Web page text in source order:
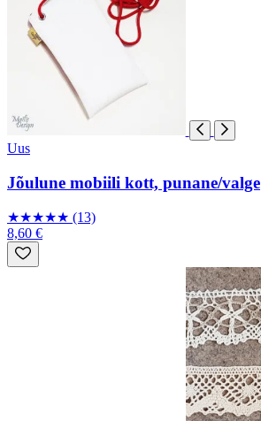
Uus
Jõulune mobiili kott, punane/valge
★★★★★ (13)
8,60 €